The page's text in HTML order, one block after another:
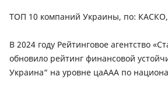
ТОП 10 компаний Украины, по:
В 2024 году Рейтинговое агентство
обновило рейтинг финансовой
Украина“ на уровне цаААА по